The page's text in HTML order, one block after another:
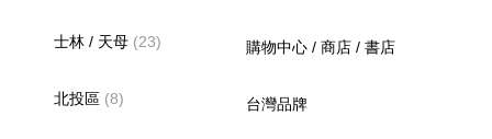
士林 / 天母 (23)
北投區 (8)
購物中心 / 商店 / 書店
台灣品牌